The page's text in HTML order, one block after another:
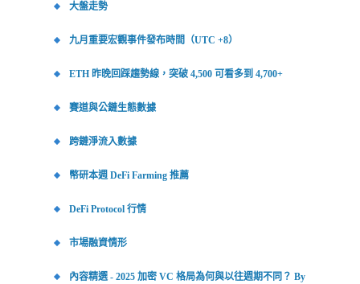
大盤走勢
九月重要宏觀事件發布時間（UTC +8）
ETH 昨晚回踩趨勢線，突破 4,500 可看多到 4,700+
賽道與公鏈生態數據
跨鏈淨流入數據
幣研本週 DeFi Farming 推薦
DeFi Protocol 行情
市場融資情形
內容精選 - 2025 加密 VC 格局為何與以往週期不同？ By